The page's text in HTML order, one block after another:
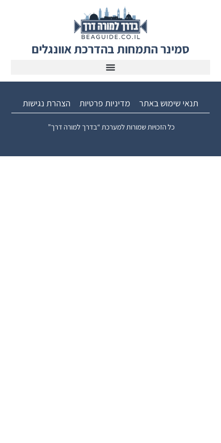
סמינר התמחות בהדרכת אוונגלים
תנאי שימוש באתר מדיניות פרטיות הצהרת נגישות
כל הזכויות שמורות למערכת “בדרך למורה דרך”